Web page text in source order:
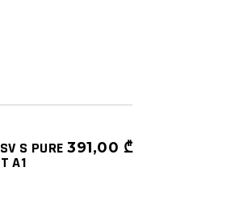
S PURE
A1
391,00 ₾